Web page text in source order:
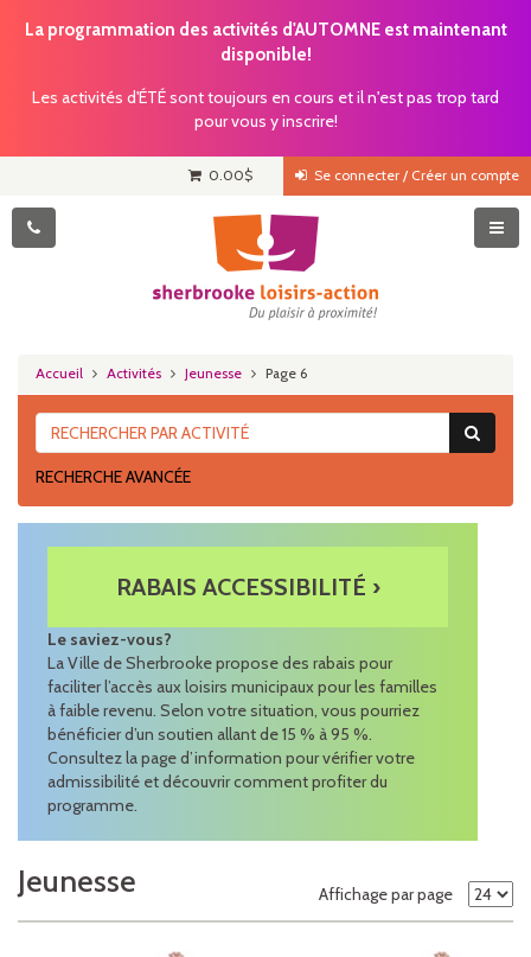
La programmation des activités d'AUTOMNE est maintenant
disponible!
Les activités d'ÉTÉ sont toujours en cours et il n'est pas trop tard
pour vous y inscrire!
Se connecter / Créer un compte
0.00$
Accueil Activités Jeunesse Page 6
RECHERCHE AVANCÉE
RABAIS ACCESSIBILITÉ ›
Le saviez-vous?
La Ville de Sherbrooke propose des rabais pour
faciliter l’accès aux loisirs municipaux pour les familles
à faible revenu. Selon votre situation, vous pourriez
bénéficier d’un soutien allant de 15 % à 95 %.
Consultez la page d’information pour vérifier votre
admissibilité et découvrir comment profiter du
programme.
Jeunesse Affichage par page